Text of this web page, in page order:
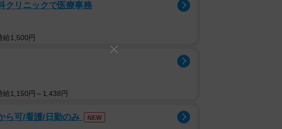
クリニックで医療事務
給1,500円
給1,150円～1,438円
ら可/看護/日勤のみ NEW